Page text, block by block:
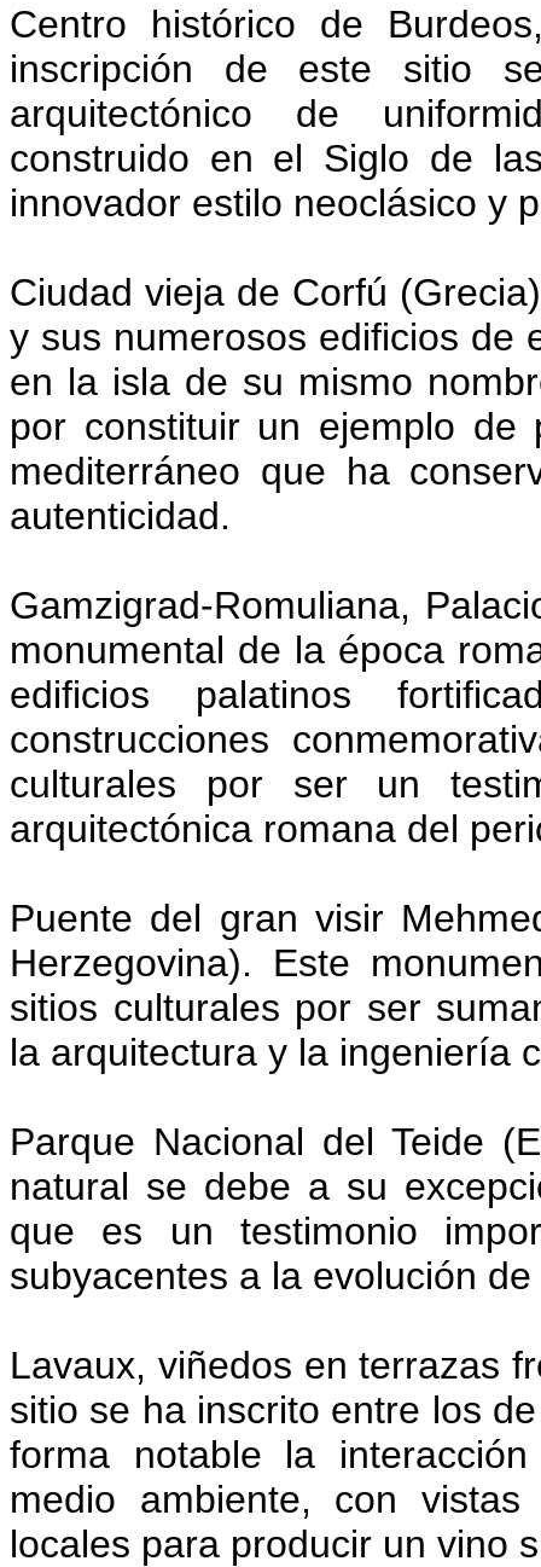
Centro histórico de
inscripción de este sitio
arquitectónico de
construido en el Siglo de
innovador estilo neoclásico y
Ciudad vieja de Corfú
y sus numerosos edificios de
en la isla de su mismo
por constituir un ejemplo de
mediterráneo que ha
autenticidad.
Gamzigrad-Romuliana,
monumental de la época
edificios palatinos
construcciones
culturales por ser un
arquitectónica romana del
Puente del gran visir
Herzegovina). Este
sitios culturales por ser
la arquitectura y la ingeniería
Parque Nacional del Teide
natural se debe a su
que es un testimonio
subyacentes a la evolución
Lavaux, viñedos en terrazas
sitio se ha inscrito entre los
forma notable la
medio ambiente, con
locales para producir un vino